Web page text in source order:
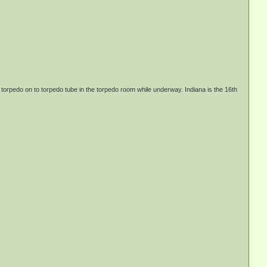
on to torpedo tube in the torpedo room while underway. Indiana is the 16th